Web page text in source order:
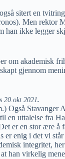
sitert en
Men rektor
han ikke legger
om akademisk
gjennom
20.okt 2021.
Også Stavanger
en uttalelse fra
er en stor ære
er enig i det vi
integritet,
han virkelig